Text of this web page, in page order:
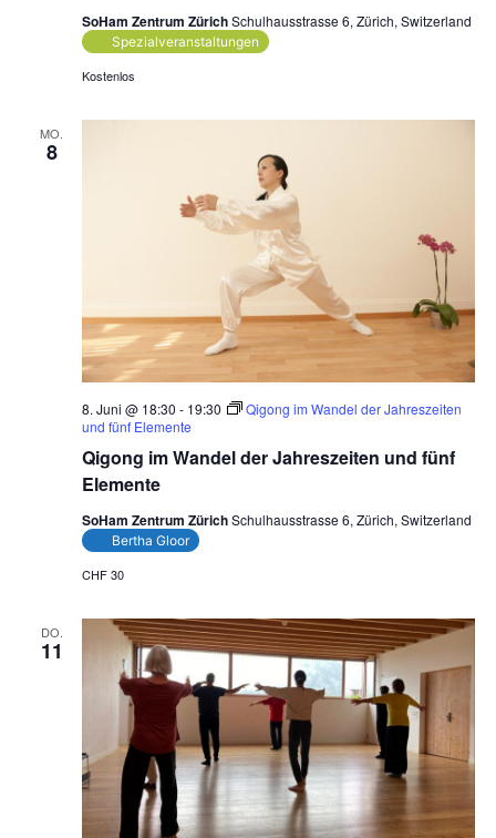
SoHam Zentrum ZürichSchulhausstrasse 6, Zürich, Switzerland
Spezialveranstaltungen
Kostenlos
MO.
8
Qigong im Wandel der Jahreszeiten und fünf
Elemente
8. Juni @ 18:30 - 19:30
Qigong im Wandel der Jahreszeiten
und fünf Elemente
SoHam Zentrum ZürichSchulhausstrasse 6, Zürich, Switzerland
Bertha Gloor
CHF 30
DO.
11